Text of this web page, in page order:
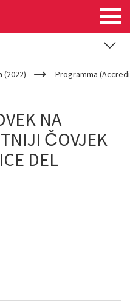
(2022) Programma
NA
ČOVJEK
DEL